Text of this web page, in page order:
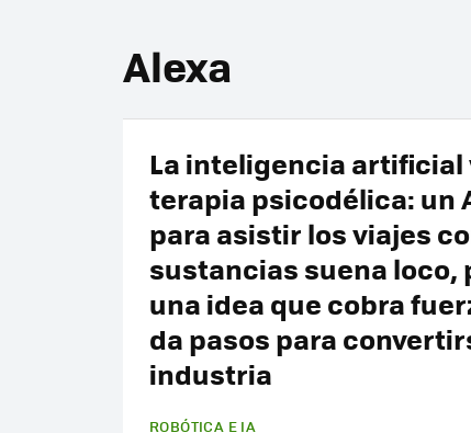
Alexa
La inteligencia artificial
terapia psicodélica: un
para asistir los viajes
sustancias suena loco,
una idea que cobra
da pasos para
industria
ROBÓTICA E IA